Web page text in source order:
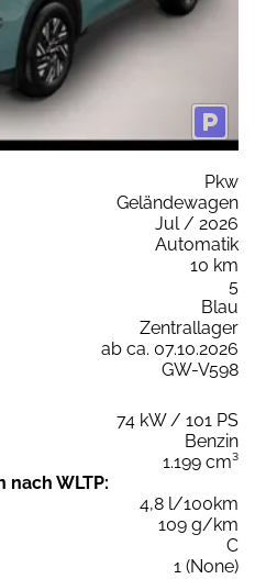
Pkw
Geländewagen
Jul / 2026
Automatik
10 km
5
Blau
Zentrallager
ab ca. 07.10.2026
GW-V598
74 kW / 101 PS
Benzin
1.199 cm³
nach WLTP:
4,8 l/100km
109 g/km
C
1 (None)